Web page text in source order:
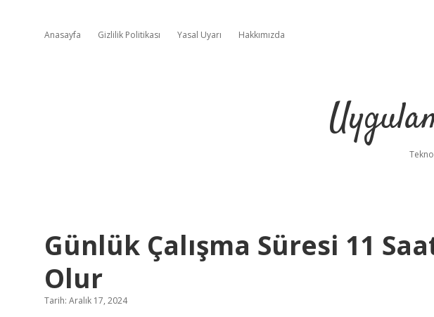
Anasayfa Gizlilik Politikası Yasal Uyarı Hakkımızda
Günlük Çalışma Süresi 11
Olur
Tarih: Aralık 17, 2024